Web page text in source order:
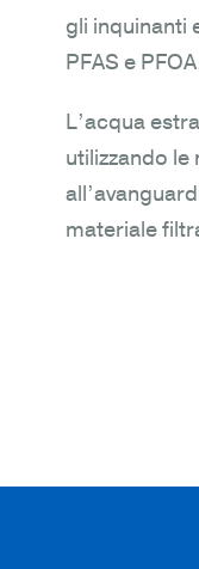
gli inquinanti
PFAS e
L’acqua
utilizzando le
materiale